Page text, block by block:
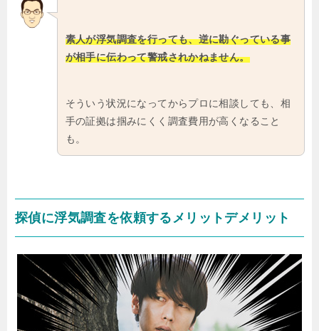
素人が浮気調査を行っても、逆に勘ぐっている事
が相手に伝わって警戒されかねません。
そういう状況になってからプロに相談しても、相
手の証拠は掴みにくく調査費用が高くなること
も。
探偵に浮気調査を依頼するメリットデメリット